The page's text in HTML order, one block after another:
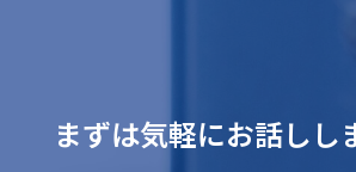
まずは気軽にお話しし